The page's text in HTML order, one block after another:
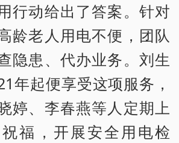
行动给出了答案。针对
龄老人用电不便，团队
隐患、代办业务。刘生
年起便享受这项服务，
婷、李春燕等人定期上
福，开展安全用电检